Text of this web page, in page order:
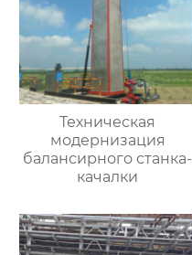
Техническая
модернизация
балансирного станка-
качалки